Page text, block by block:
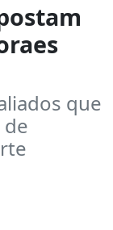
que